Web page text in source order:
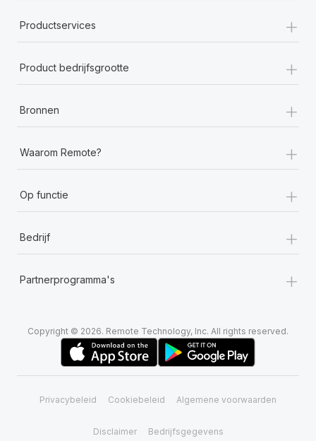
Productservices +
Product bedrijfsgrootte +
Bronnen +
Waarom Remote? +
Op functie +
Bedrijf +
Partnerprogramma's +
Copyright © 2026. Remote Technology, Inc. All rights reserved.
Privacybeleid Cookiebeleid Algemene voorwaarden
Disclaimer Bedrijfsgegevens